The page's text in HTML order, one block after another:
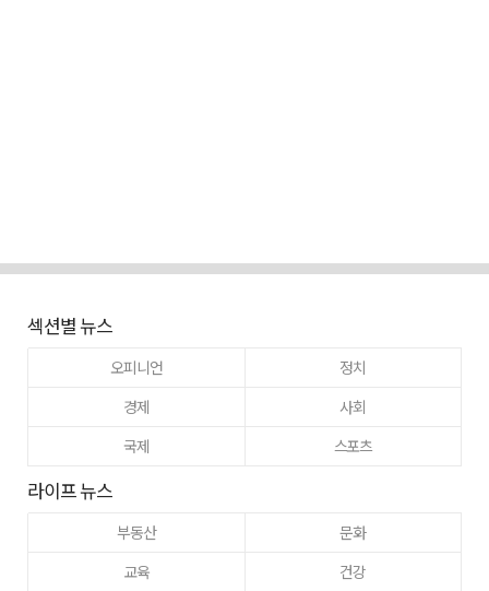
섹션별 뉴스
오피니언
정치
경제
사회
국제
스포츠
라이프 뉴스
부동산
문화
교육
건강